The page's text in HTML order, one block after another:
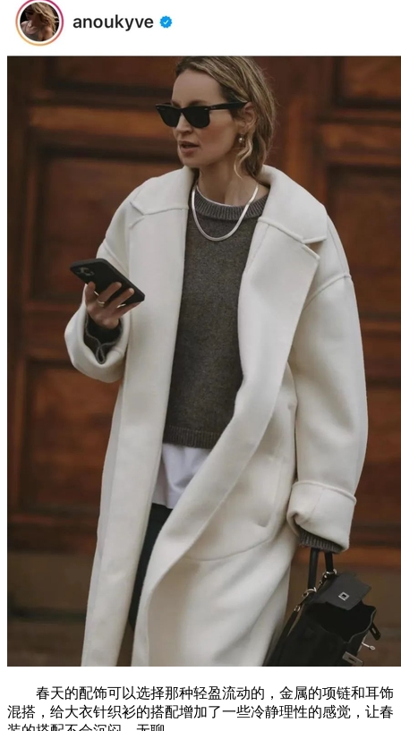
春天的配饰可以选择那种轻盈流动的，金属的项链和耳饰
混搭，给大衣针织衫的搭配增加了一些冷静理性的感觉，让春